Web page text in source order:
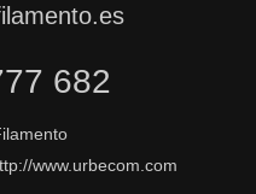
682
www.urbecom.com